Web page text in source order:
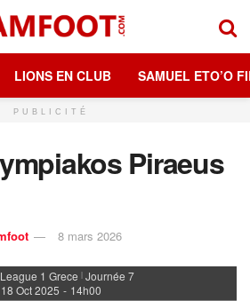
LIONS EN CLUB SAMUEL ETO’O
PUBLICITÉ
Piraeus
8 mars 2026
1 Grece | Journée 7
18 Oct 2025 - 14h00